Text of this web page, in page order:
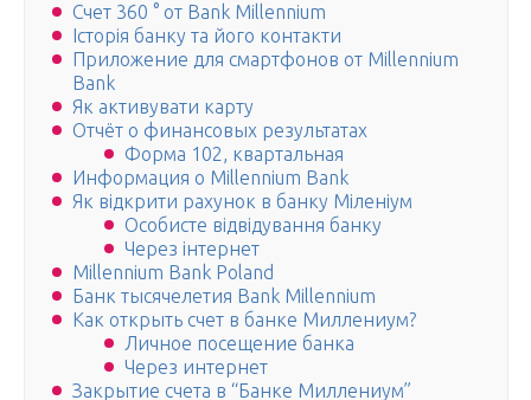
Счет 360 ° от Bank Millennium
Історія банку та його контакти
Приложение для смартфонов от Millennium
Bank
Як активувати карту
Отчёт о финансовых результатах
Форма 102, квартальная
Информация о Millennium Bank
Як відкрити рахунок в банку Міленіум
Особисте відвідування банку
Через інтернет
Millennium Bank Poland
Банк тысячелетия Bank Millennium
Как открыть счет в банке Миллениум?
Личное посещение банка
Через интернет
Закрытие счета в “Банке Миллениум”